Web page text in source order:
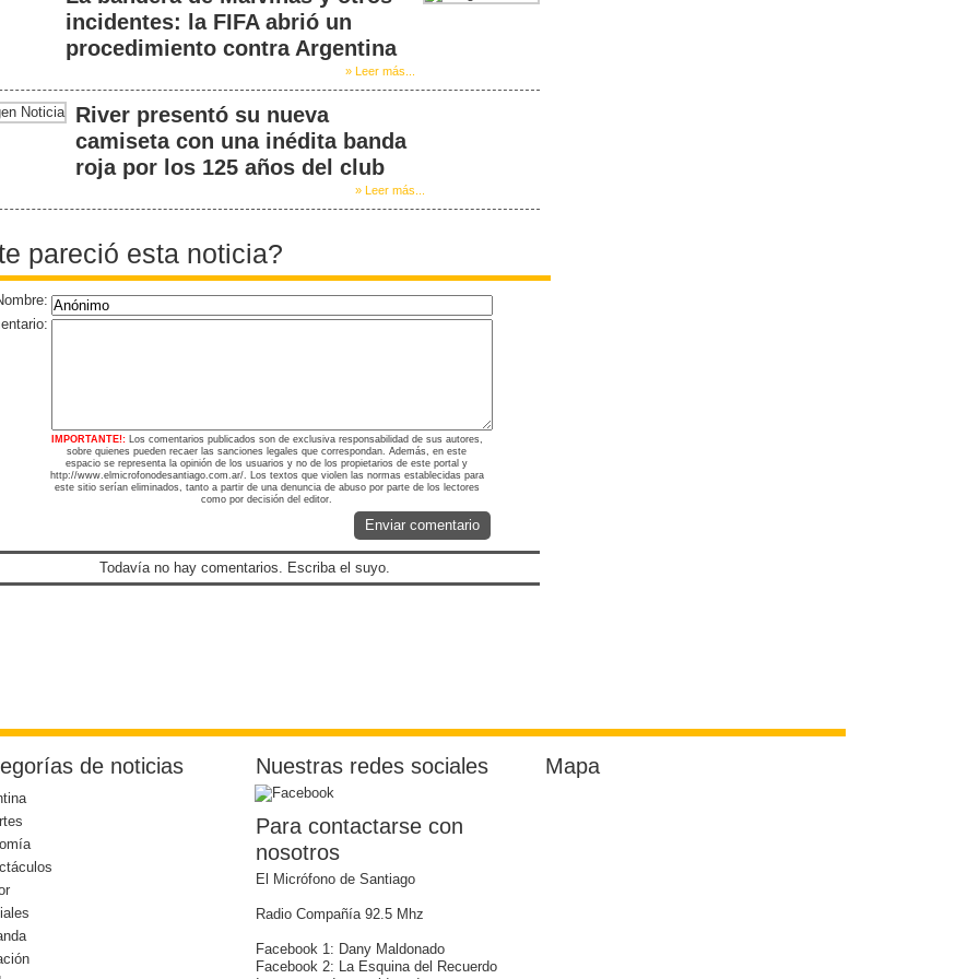
incidentes: la FIFA abrió un
procedimiento contra Argentina
» Leer más...
River presentó su nueva
camiseta con una inédita banda
roja por los 125 años del club
» Leer más...
pareció esta noticia?
IMPORTANTE!: Los comentarios publicados son de exclusiva responsabilidad de sus autores,
sobre quienes pueden recaer las sanciones legales que correspondan. Además, en este
espacio se representa la opinión de los usuarios y no de los propietarios de este portal y
http://www.elmicrofonodesantiago.com.ar/. Los textos que violen las normas establecidas para
este sitio serían eliminados, tanto a partir de una denuncia de abuso por parte de los lectores
como por decisión del editor.
Enviar comentario
Todavía no hay comentarios. Escriba el suyo.
de noticias Nuestras redes sociales
Para contactarse con
nosotros
El Micrófono de Santiago
Radio Compañía 92.5 Mhz
Facebook 1: Dany Maldonado
Facebook 2: La Esquina del Recuerdo
Mapa